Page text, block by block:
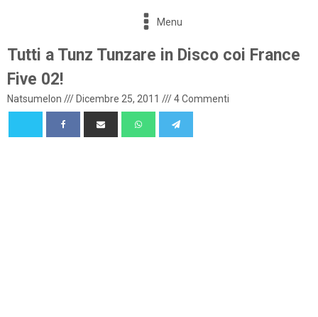
Menu
Tutti a Tunz Tunzare in Disco coi France
Five 02!
Natsumelon /// Dicembre 25, 2011 ///4 Commenti